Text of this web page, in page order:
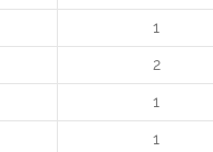
1
2
1
1